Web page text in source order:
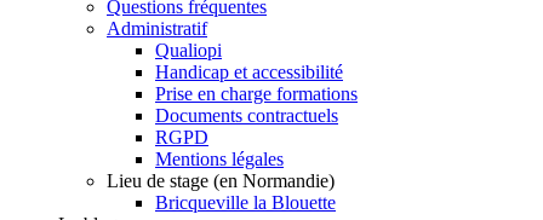
Questions fréquentes
Administratif
Qualiopi
Handicap et accessibilité
Prise en charge formations
Documents contractuels
RGPD
Mentions légales
Lieu de stage (en Normandie)
Bricqueville la Blouette